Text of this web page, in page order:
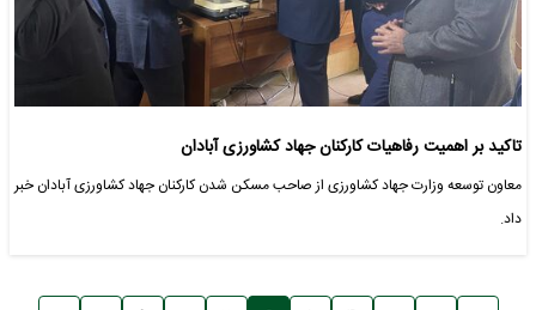
تاکید بر اهمیت رفاهیات کارکنان جهاد کشاورزی آبادان
معاون توسعه وزارت جهاد کشاورزی از صاحب مسکن شدن کارکنان جهاد کشاورزی آبادان خبر
داد.